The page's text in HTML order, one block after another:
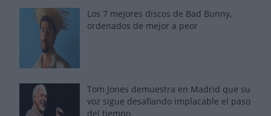
Los 7 mejores discos de Bad Bunny,
ordenados de mejor a peor
Tom Jones demuestra en Madrid que su
voz sigue desafiando implacable el paso
del tiempo